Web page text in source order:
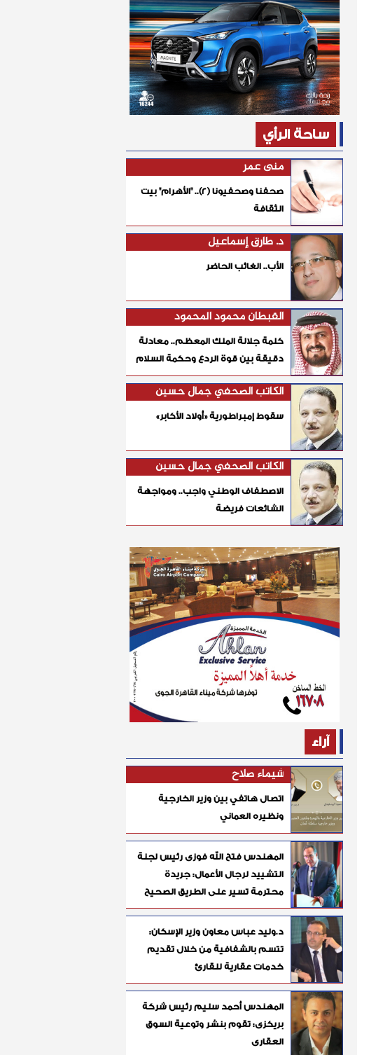
ساحة الرأي
منى عمر
صحفنا وصحفيونا (٢).. "الأهرام" بيت
الثقافة
د. طارق إسماعيل
الأب.. الغائب الحاضر
القبطان محمود المحمود
كلمة جلالة الملك المعظم.. معادلة
دقيقة بين قوة الردع وحكمة السلام
الكاتب الصحفي جمال حسين
سقوط إمبراطورية «أولاد الأكابر»
الكاتب الصحفي جمال حسين
الاصطفاف الوطني واجب.. ومواجهة
الشائعات فريضة
آراء
شيماء صلاح
اتصال هاتفي بين وزير الخارجية
ونظيره العماني
المهندس فتح الله فوزى رئيس لجنة
التشييد لرجال الأعمال: جريدة
محترمة تسير على الطريق الصحيح
د.وليد عباس معاون وزير الإسكان:
تتسم بالشفافية من خلال تقديم
خدمات عقارية للقارئ
المهندس أحمد سليم رئيس شركة
بريكزى: تقوم بنشر وتوعية السوق
العقارى